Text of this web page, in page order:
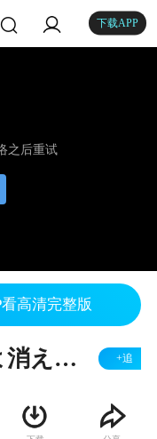
下载APP
之后重试
高清完整版
小比類巻かほる.-.愛よ消えないで.youtube +追